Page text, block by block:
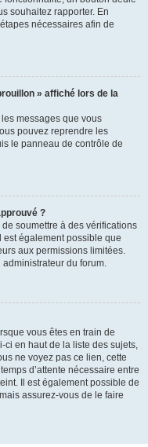
souhaitez rapporter. En
nécessaires afin de
» affiché lors de la
les messages que vous
pouvez reprendre les
le panneau de contrôle de
?
soumettre à des vérifications
est également possible que
aux permissions limitées.
administrateur du forum.
vous êtes en train de
ci en haut de la liste des sujets,
ne voyez pas ce lien, cette
d’attente nécessaire entre
Il est également possible de
assurez-vous de le faire